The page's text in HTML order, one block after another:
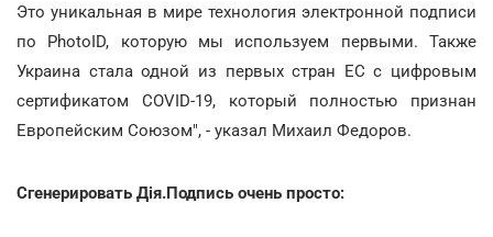
Это уникальная в мире технология электронной подписи
по PhotoID, которую мы используем первыми. Также
Украина стала одной из первых стран ЕС с цифровым
сертификатом COVID-19, который полностью признан
Европейским Союзом", - указал Михаил Федоров.
Сгенерировать Дія.Подпись очень просто: